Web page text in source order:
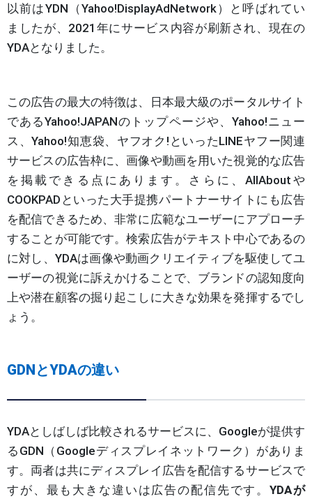
以前はYDN（Yahoo!DisplayAdNetwork）と呼ばれてい
ましたが、2021年にサービス内容が刷新され、現在の
YDAとなりました。
この広告の最大の特徴は、日本最大級のポータルサイト
であるYahoo!JAPANのトップページや、Yahoo!ニュー
ス、Yahoo!知恵袋、ヤフオク!といったLINEヤフー関連
サービスの広告枠に、画像や動画を用いた視覚的な広告
を掲載できる点にあります。さらに、AllAboutや
COOKPADといった大手提携パートナーサイトにも広告
を配信できるため、非常に広範なユーザーにアプローチ
することが可能です。検索広告がテキスト中心であるの
に対し、YDAは画像や動画クリエイティブを駆使してユ
ーザーの視覚に訴えかけることで、ブランドの認知度向
上や潜在顧客の掘り起こしに大きな効果を発揮するでし
ょう。
GDNとYDAの違い
YDAとしばしば比較されるサービスに、Googleが提供す
るGDN（Googleディスプレイネットワーク）がありま
す。両者は共にディスプレイ広告を配信するサービスで
すが、最も大きな違いは広告の配信先です。YDAが